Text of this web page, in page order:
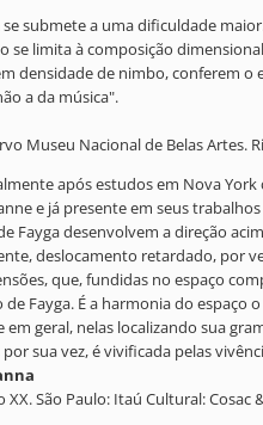
submete a uma dificuldade
se limita à composição
densidade de nimbo, conferem
a da música".
Museu Nacional de Belas Artes.
após estudos em Nova
e já presente em seus
Fayga desenvolvem a direção
deslocamento retardado, por
que, fundidas no espaço
Fayga. É a harmonia do
geral, nelas localizando sua
sua vez, é vivificada pelas
XX. São Paulo: Itaú Cultural: Cosac